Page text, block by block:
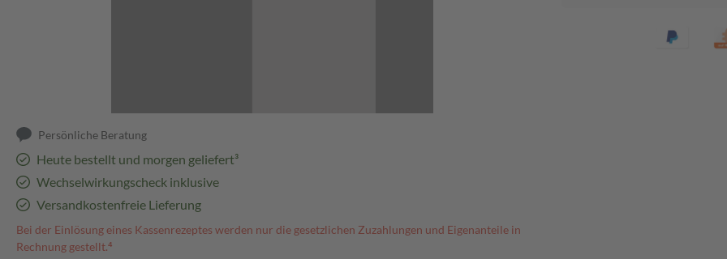
Persönliche Beratung
Heute bestellt und morgen geliefert³
Wechselwirkungscheck inklusive
Versandkostenfreie Lieferung
Bei der Einlösung eines Kassenrezeptes werden nur die gesetzlichen Zuzahlungen und Eigenanteile in
Rechnung gestellt.⁴